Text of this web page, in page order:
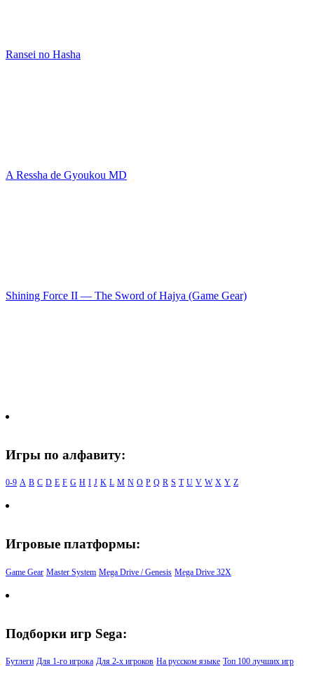
Ransei no Hasha
A Ressha de Gyoukou MD
Shining Force II — The Sword of Hajya (Game Gear)
Игры по алфавиту:
0-9 A B C D E F G H I J K L M N O P Q R S T U V W X Y Z
Игровые платформы:
Game Gear Master System Mega Drive / Genesis Mega Drive 32X
Подборки игр Sega:
Бутлеги Для 1-го игрока Для 2-х игроков На русском языке Топ 100 лучших игр